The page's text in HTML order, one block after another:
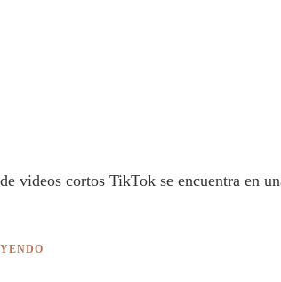
videos cortos TikTok se encuentra en